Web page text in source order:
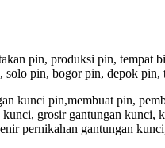
pin, produksi pin, tempat
pin, bogor pin, depok
kunci pin,membuat pin,
grosir gantungan kunci,
pernikahan gantungan